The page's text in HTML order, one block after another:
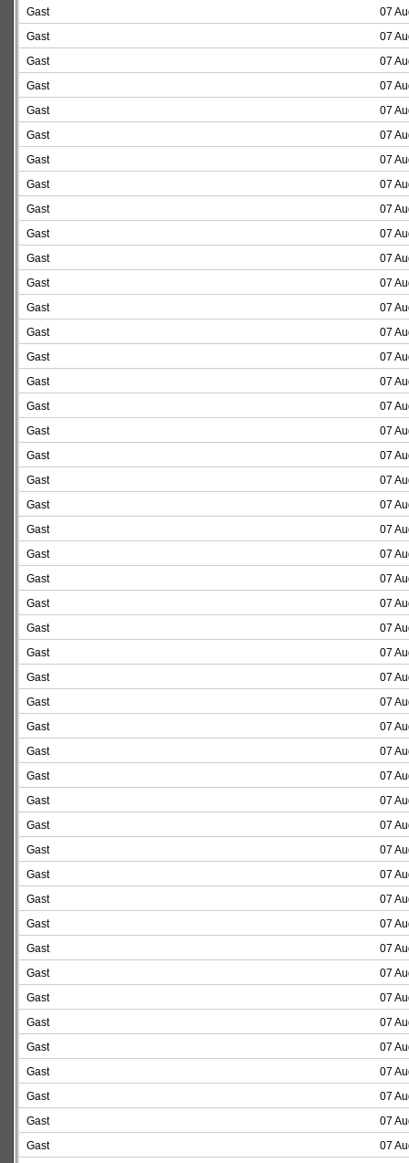
Gast
07
Gast
07
Gast
07
Gast
07
Gast
07
Gast
07
Gast
07
Gast
07
Gast
07
Gast
07
Gast
07
Gast
07
Gast
07
Gast
07
Gast
07
Gast
07
Gast
07
Gast
07
Gast
07
Gast
07
Gast
07
Gast
07
Gast
07
Gast
07
Gast
07
Gast
07
Gast
07
Gast
07
Gast
07
Gast
07
Gast
07
Gast
07
Gast
07
Gast
07
Gast
07
Gast
07
Gast
07
Gast
07
Gast
07
Gast
07
Gast
07
Gast
07
Gast
07
Gast
07
Gast
07
Gast
07
Gast
07